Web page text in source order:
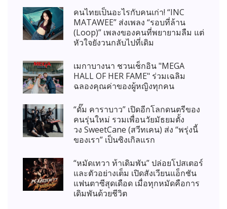
คนไทยเป็นอะไรกับคนเก่า! “INC
MATAWEE” ส่งเพลง “รอบที่ล้าน
(Loop)” เพลงของคนที่พยายามลืม แต่
หัวใจยังวนกลับไปที่เดิม
เมกาบางนา ชวนเช็กอิน "MEGA
HALL OF HER FAME" ร่วมเฉลิม
ฉลองคุณค่าของผู้หญิงทุกคน
“ดั๊ม คาราบาว” เปิดอีกโลกดนตรีของ
คนรุ่นใหม่ รวมเพื่อนวัยมัธยมตั้ง
วง SweetCane (สวีทเคน) ส่ง “พรุ่งนี้
ของเรา” เป็นซิงเกิลแรก
“หมัดเทวา ท้าเดิมพัน” ปล่อยโปสเตอร์
และตัวอย่างเต็ม เปิดสังเวียนแอ็กชัน
แฟนตาซีสุดเดือด เมื่อทุกหมัดคือการ
เดิมพันด้วยชีวิต